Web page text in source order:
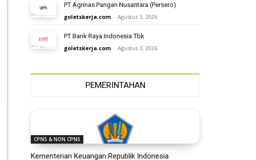
PT Agrinas Pangan Nusantara (Persero)
goletskerja.com - Agustus 3, 2026
PT Bank Raya Indonesia Tbk
goletskerja.com - Agustus 3, 2026
PEMERINTAHAN
CPNS & NON CPNS
Kementerian Keuangan Republik Indonesia